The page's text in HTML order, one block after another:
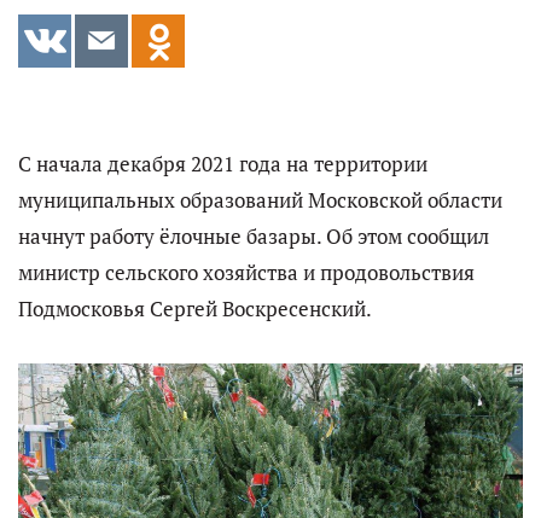
С начала декабря 2021 года на территории
муниципальных образований Московской области
начнут работу ёлочные базары. Об этом сообщил
министр сельского хозяйства и продовольствия
Подмосковья Сергей Воскресенский.